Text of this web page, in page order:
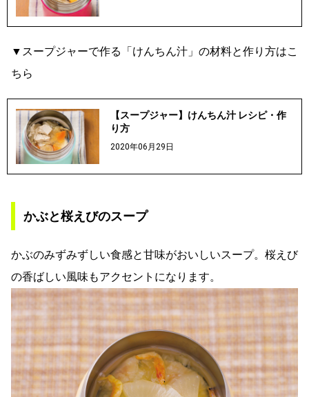
▼スープジャーで作る「けんちん汁」の材料と作り方はこ
ちら
【スープジャー】けんちん汁 レシピ・作
り方
2020年06月29日
かぶと桜えびのスープ
かぶのみずみずしい食感と甘味がおいしいスープ。桜えび
の香ばしい風味もアクセントになります。